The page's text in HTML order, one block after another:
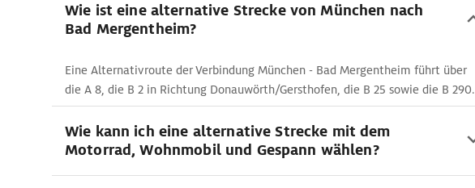
Wie ist eine alternative Strecke von München nach
Bad Mergentheim?
Eine Alternativroute der Verbindung München - Bad Mergentheim führt über
die A 8, die B 2 in Richtung Donauwörth/Gersthofen, die B 25 sowie die B 290.
Wie kann ich eine alternative Strecke mit dem
Motorrad, Wohnmobil und Gespann wählen?